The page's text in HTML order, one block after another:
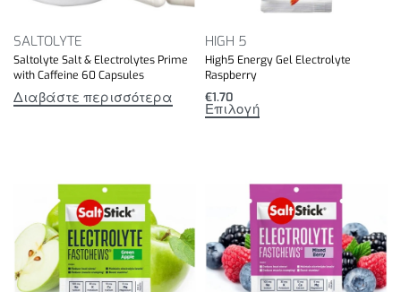
SALTOLYTE
Saltolyte Salt & Electrolytes Prime
with Caffeine 60 Capsules
Διαβάστε περισσότερα
HIGH 5
High5 Energy Gel Electrolyte
Raspberry
€1.70
Επιλογή